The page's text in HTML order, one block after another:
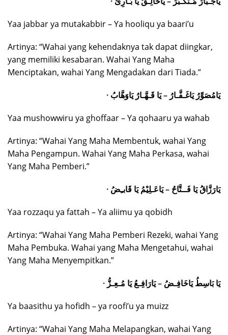
Yaa jabbar ya mutakabbir – Ya hooliqu ya baari’u
Artinya: “Wahai yang kehendaknya tak dapat diingkar,
yang memiliki kesabaran. Wahai Yang Maha
Menciptakan, wahai Yang Mengadakan dari Tiada.”
· يَامُصَوِّرُ يَاغَـفَّـارُ – يَا قَـهَّـارُ يَاوَهَّابُ
Yaa mushowwiru ya ghoffaar – Ya qohaaru ya wahab
Artinya: “Wahai Yang Maha Membentuk, wahai Yang
Maha Pengampun. Wahai Yang Maha Perkasa, wahai
Yang Maha Pemberi.”
· يَارَزَّاقُ يَا فَــتَّاحُ – يَاعَـلِيْمُ يَا قَابـِضُ
Yaa rozzaqu ya fattah – Ya aliimu ya qobidh
Artinya: “Wahai Yang Maha Pemberi Rezeki, wahai Yang
Maha Pembuka. Wahai yang Maha Mengetahui, wahai
Yang Maha Menyempitkan.”
· يَا بَاسِطُ يَاخَافِـضُ – يَارَافِـعُ يَا مُـعِـزُّ
Ya baasithu ya hofidh – ya roofi’u ya muizz
Artinya: “Wahai Yang Maha Melapangkan, wahai Yang